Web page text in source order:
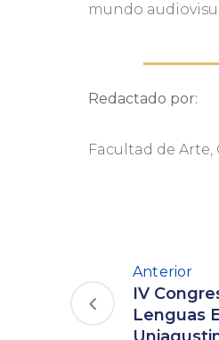
mundo
Redactado por:
Facultad de
Anterior
IV
Lenguas